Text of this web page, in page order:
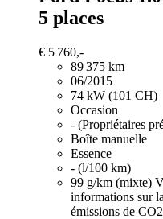
5 places
€ 5 760,-
89 375 km
06/2015
74 kW (101 CH)
Occasion
- (Propriétaires
Boîte manuelle
Essence
- (l/100 km)
99 g/km (mixte)
informations sur
émissions de